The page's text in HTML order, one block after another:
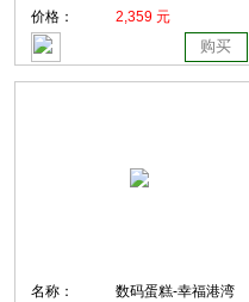
价格：
2,359 元
购买
名称：
数码蛋糕-幸福港湾